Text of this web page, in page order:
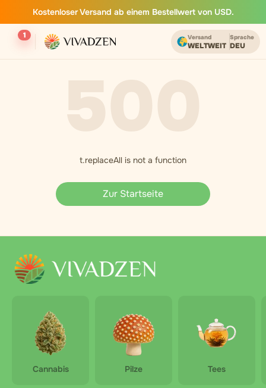
Kostenloser Versand ab einem Bestellwert von USD.
1 Versand
WELTWEIT
Sprache
DEU
t.replaceAll is not a function
Zur Startseite
Cannabis Pilze Tees